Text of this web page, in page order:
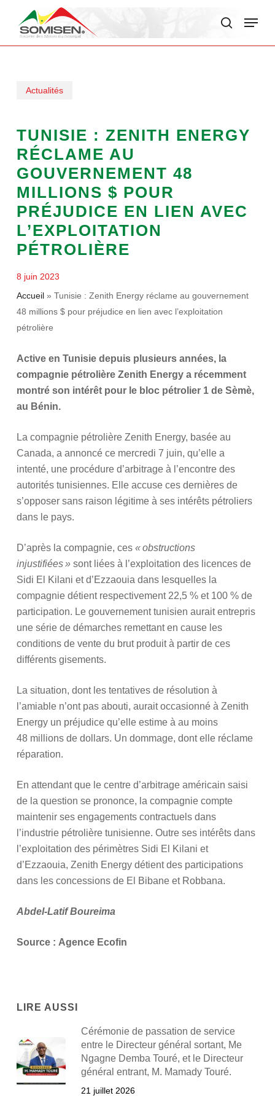
Menu
Actualités
TUNISIE : ZENITH ENERGY
RÉCLAME AU
GOUVERNEMENT 48
MILLIONS $ POUR
PRÉJUDICE EN LIEN AVEC
L’EXPLOITATION
PÉTROLIÈRE
8 juin 2023
Accueil» Tunisie : Zenith Energy réclame au gouvernement
48 millions $ pour préjudice en lien avec l’exploitation
pétrolière
Active en Tunisie depuis plusieurs années, la
compagnie pétrolière Zenith Energy a récemment
montré son intérêt pour le bloc pétrolier 1 de Sèmè,
au Bénin.
La compagnie pétrolière Zenith Energy, basée au
Canada, a annoncé ce mercredi 7 juin, qu’elle a
intenté, une procédure d’arbitrage à l’encontre des
autorités tunisiennes. Elle accuse ces dernières de
s’opposer sans raison légitime à ses intérêts pétroliers
dans le pays.
D’après la compagnie, ces « obstructions
injustifiées »sont liées à l’exploitation des licences de
Sidi El Kilani et d’Ezzaouia dans lesquelles la
compagnie détient respectivement 22,5 % et 100 % de
participation. Le gouvernement tunisien aurait entrepris
une série de démarches remettant en cause les
conditions de vente du brut produit à partir de ces
différents gisements.
La situation, dont les tentatives de résolution à
l’amiable n’ont pas abouti, aurait occasionné à Zenith
Energy un préjudice qu’elle estime à au moins
48 millions de dollars. Un dommage, dont elle réclame
réparation.
En attendant que le centre d’arbitrage américain saisi
de la question se prononce, la compagnie compte
maintenir ses engagements contractuels dans
l’industrie pétrolière tunisienne. Outre ses intérêts dans
l’exploitation des périmètres Sidi El Kilani et
d’Ezzaouia, Zenith Energy détient des participations
dans les concessions de El Bibane et Robbana.
Abdel-Latif Boureima
Source : Agence Ecofin
LIRE AUSSI
Cérémonie de passation de service
entre le Directeur général sortant, Me
Ngagne Demba Touré, et le Directeur
général entrant, M. Mamady Touré.
21 juillet 2026